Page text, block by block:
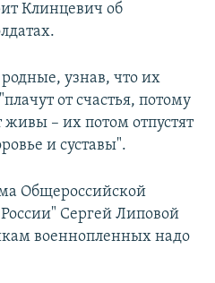
Клинцевич об
узнав, что их
от счастья, потому
живы – их потом отпустят
и суставы".
Общероссийской
Сергей Липовой
военнопленных надо